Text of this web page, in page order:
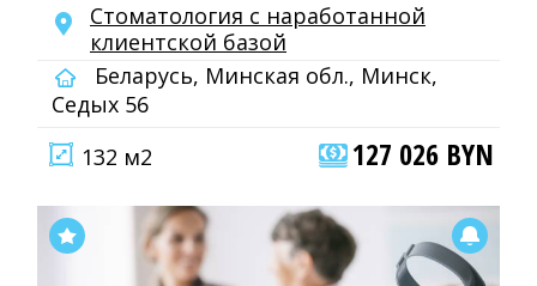
Cтоматология с наработанной
клиентской базой
Беларусь, Минская обл., Минск,
Седых 56
132 м2
127 026 BYN